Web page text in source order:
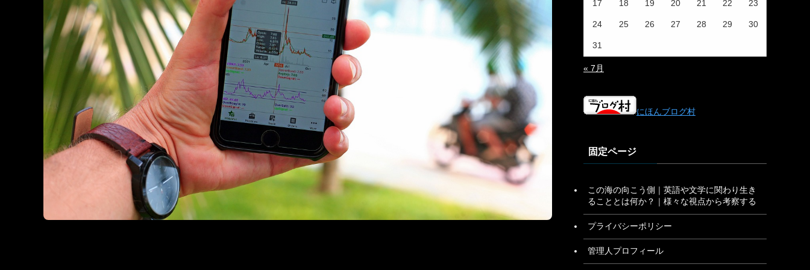
17 18 19 20 21 22 23
24 25 26 27 28 29 30
31
« 7月
にほんブログ村
固定ページ
この海の向こう側｜英語や文学に関わり生き
ることとは何か？｜様々な視点から考察する
プライバシーポリシー
管理人プロフィール